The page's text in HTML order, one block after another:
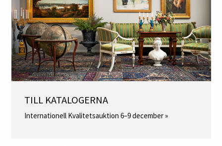
TILL KATALOGERNA
Internationell Kvalitetsauktion 6–9 december »